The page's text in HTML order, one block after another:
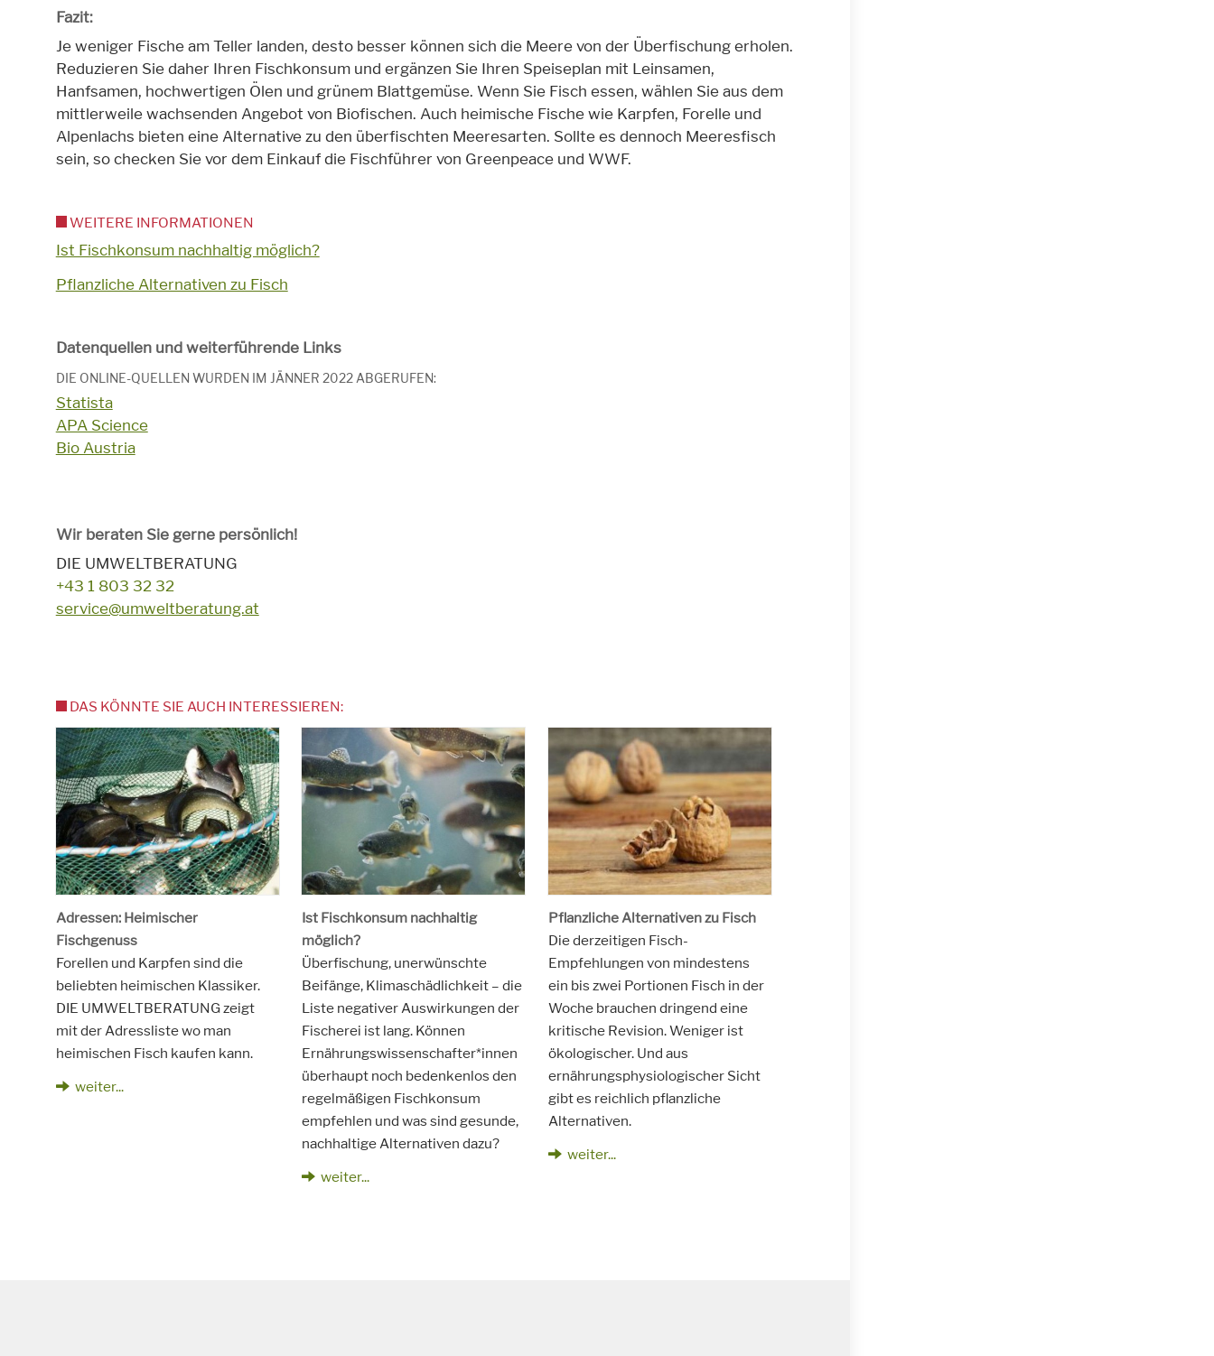
Fazit:
Je weniger Fische am Teller landen, desto besser können sich die Meere von der Überfischung erholen.
Reduzieren Sie daher Ihren Fischkonsum und ergänzen Sie Ihren Speiseplan mit Leinsamen,
Hanfsamen, hochwertigen Ölen und grünem Blattgemüse. Wenn Sie Fisch essen, wählen Sie aus dem
mittlerweile wachsenden Angebot von Biofischen. Auch heimische Fische wie Karpfen, Forelle und
Alpenlachs bieten eine Alternative zu den überfischten Meeresarten. Sollte es dennoch Meeresfisch
sein, so checken Sie vor dem Einkauf die Fischführer von Greenpeace und WWF.
WEITERE INFORMATIONEN
Ist Fischkonsum nachhaltig möglich?
Pflanzliche Alternativen zu Fisch
Datenquellen und weiterführende Links
DIE ONLINE-QUELLEN WURDEN IM JÄNNER 2022 ABGERUFEN:
Statista
APA Science
Bio Austria
Wir beraten Sie gerne persönlich!
DIE UMWELTBERATUNG
+43 1 803 32 32
service@umweltberatung.at
DAS KÖNNTE SIE AUCH INTERESSIEREN:
Adressen: Heimischer
Fischgenuss
Forellen und Karpfen sind die
beliebten heimischen Klassiker.
DIE UMWELTBERATUNG zeigt
mit der Adressliste wo man
heimischen Fisch kaufen kann.
weiter...
Ist Fischkonsum nachhaltig
möglich?
Überfischung, unerwünschte
Beifänge, Klimaschädlichkeit – die
Liste negativer Auswirkungen der
Fischerei ist lang. Können
Ernährungswissenschafter*innen
überhaupt noch bedenkenlos den
regelmäßigen Fischkonsum
empfehlen und was sind gesunde,
nachhaltige Alternativen dazu?
weiter...
Pflanzliche Alternativen zu Fisch
Die derzeitigen Fisch-
Empfehlungen von mindestens
ein bis zwei Portionen Fisch in der
Woche brauchen dringend eine
kritische Revision. Weniger ist
ökologischer. Und aus
ernährungsphysiologischer Sicht
gibt es reichlich pflanzliche
Alternativen.
weiter...